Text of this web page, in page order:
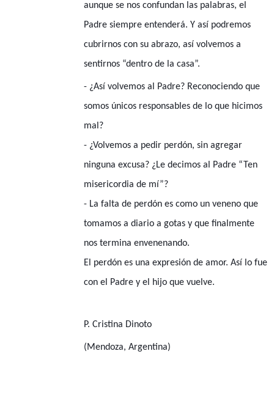
aunque se nos confundan las palabras, el
Padre siempre entenderá. Y así podremos
cubrirnos con su abrazo, así volvemos a
sentirnos “dentro de la casa”.
- ¿Así volvemos al Padre? Reconociendo que
somos únicos responsables de lo que hicimos
mal?
- ¿Volvemos a pedir perdón, sin agregar
ninguna excusa? ¿Le decimos al Padre “Ten
misericordia de mí”?
- La falta de perdón es como un veneno que
tomamos a diario a gotas y que finalmente
nos termina envenenando.
El perdón es una expresión de amor. Así lo fue
con el Padre y el hijo que vuelve.
P. Cristina Dinoto
(Mendoza, Argentina)